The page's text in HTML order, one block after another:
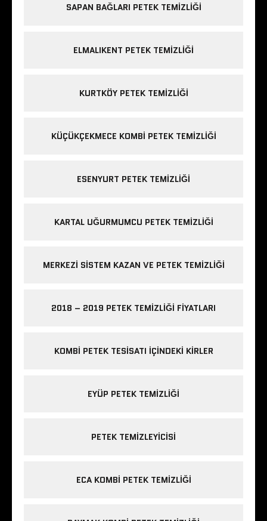
SAPAN BAĞLARI PETEK TEMIZLIĞI
ELMALIKENT PETEK TEMIZLIĞI
KURTKÖY PETEK TEMIZLIĞI
KÜÇÜKÇEKMECE KOMBI PETEK TEMIZLIĞI
ESENYURT PETEK TEMIZLIĞI
KARTAL UĞURMUMCU PETEK TEMIZLIĞI
MERKEZI SISTEM KAZAN VE PETEK TEMIZLIĞI
2018 – 2019 PETEK TEMIZLIĞI FIYATLARI
KOMBI PETEK TESISATI IÇINDEKI KIRLER
EYÜP PETEK TEMIZLIĞI
PETEK TEMIZLEYICISI
ECA KOMBI PETEK TEMIZLIĞI